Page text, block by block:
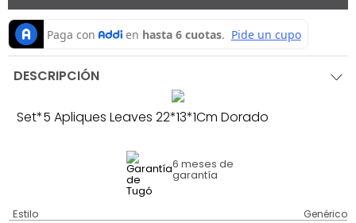
DESCRIPCIÓN
Set*5 Apliques Leaves 22*13*1Cm Dorado
6 meses de
garantía
Estilo Genérico